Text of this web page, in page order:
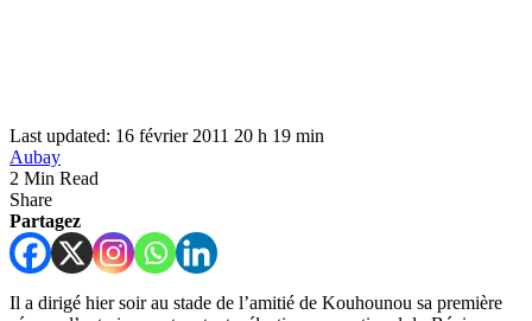
Last updated: 16 février 2011 20 h 19 min
Aubay
2 Min Read
Share
Partagez
Il a dirigé hier soir au stade de l’amitié de Kouhounou sa première